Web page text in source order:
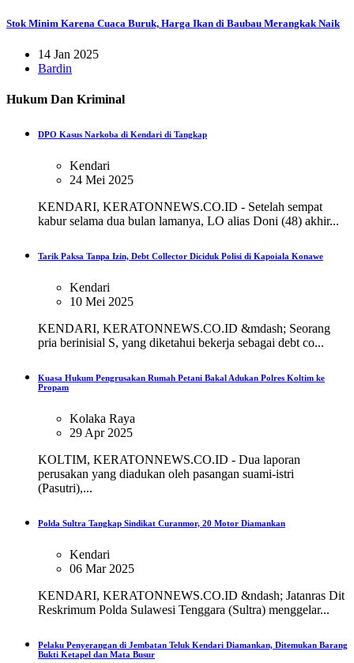
Stok Minim Karena Cuaca Buruk, Harga Ikan di Baubau Merangkak Naik
14 Jan 2025
Bardin
Hukum Dan Kriminal
DPO Kasus Narkoba di Kendari di Tangkap
Kendari
24 Mei 2025
KENDARI, KERATONNEWS.CO.ID - Setelah sempat
kabur selama dua bulan lamanya, LO alias Doni (48) akhir...
Tarik Paksa Tanpa Izin, Debt Collector Diciduk Polisi di Kapoiala Konawe
Kendari
10 Mei 2025
KENDARI, KERATONNEWS.CO.ID &mdash; Seorang
pria berinisial S, yang diketahui bekerja sebagai debt co...
Kuasa Hukum Pengrusakan Rumah Petani Bakal Adukan Polres Koltim ke
Propam
Kolaka Raya
29 Apr 2025
KOLTIM, KERATONNEWS.CO.ID - Dua laporan
perusakan yang diadukan oleh pasangan suami-istri
(Pasutri),...
Polda Sultra Tangkap Sindikat Curanmor, 20 Motor Diamankan
Kendari
06 Mar 2025
KENDARI, KERATONNEWS.CO.ID &ndash; Jatanras Dit
Reskrimum Polda Sulawesi Tenggara (Sultra) menggelar...
Pelaku Penyerangan di Jembatan Teluk Kendari Diamankan, Ditemukan Barang
Bukti Ketapel dan Mata Busur